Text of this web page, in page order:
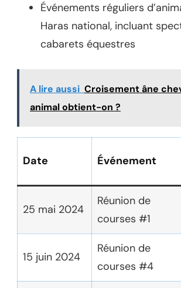
Événements réguliers
Haras national, incluant
cabarets équestres
A lire aussi Croisement âne
animal obtient-on ?
Date Événement
25 mai 2024
Réunion de
courses #1
15 juin 2024
Réunion de
courses #4